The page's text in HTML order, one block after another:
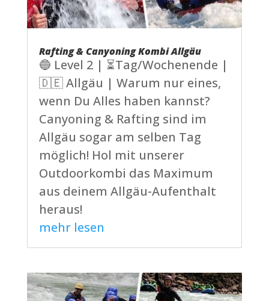
Rafting & Canyoning Kombi Allgäu
🔵 Level 2 | ⏳Tag/Wochenende |
🇩🇪 Allgäu | Warum nur eines,
wenn Du Alles haben kannst?
Canyoning & Rafting sind im
Allgäu sogar am selben Tag
möglich! Hol mit unserer
Outdoorkombi das Maximum
aus deinem Allgäu-Aufenthalt
heraus!
mehr lesen